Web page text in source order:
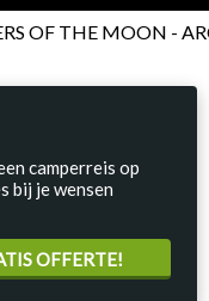
OF THE MOON -
camperreis op
bij je wensen
OFFERTE!